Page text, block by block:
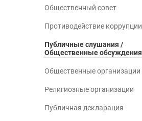
Общественный совет
Противодействие коррупции
Публичные слушания /
Общественные обсуждения
Общественные организации
Религиозные организации
Публичная декларация